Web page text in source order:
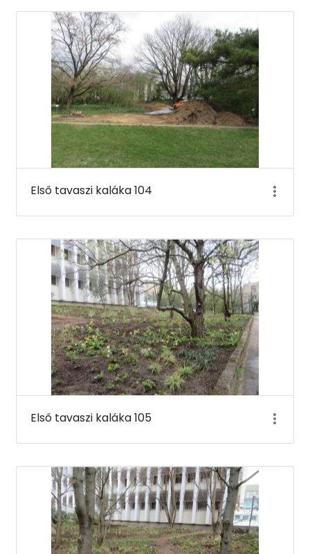
Első tavaszi kaláka 104
Első tavaszi kaláka 105